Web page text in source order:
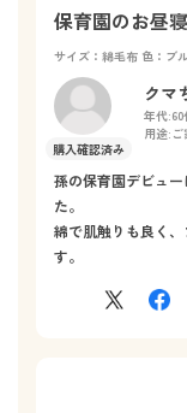
保育園のお昼
サイズ：綿毛布 色：ブ
クマ
年代:
用途:
孫の保育園デビュ
た。
綿で肌触りも良く
す。